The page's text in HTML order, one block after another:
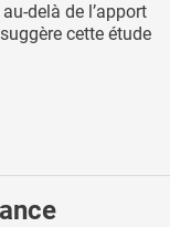
delà de l’apport
cette étude